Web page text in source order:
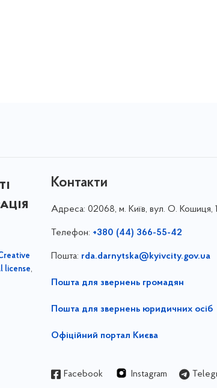
license,
Контакти
Адреса: 02068, м. Київ, вул. О. Кошиця,
Телефон: +380 (44) 366-55-42
Пошта: rda.darnytska@kyivcity.gov.ua
Пошта для звернень громадян
Пошта для звернень юридичних осіб
Офіційний портал Києва
Facebook Instagram